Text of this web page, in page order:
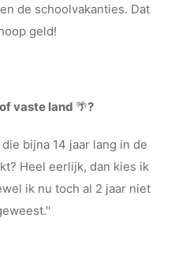
de schoolvakanties. Dat
geld!
of vaste land 🌴?
bijna 14 jaar lang in de
Heel eerlijk, dan kies ik
ik nu toch al 2 jaar niet